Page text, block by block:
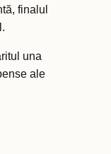
finalul
una
ale